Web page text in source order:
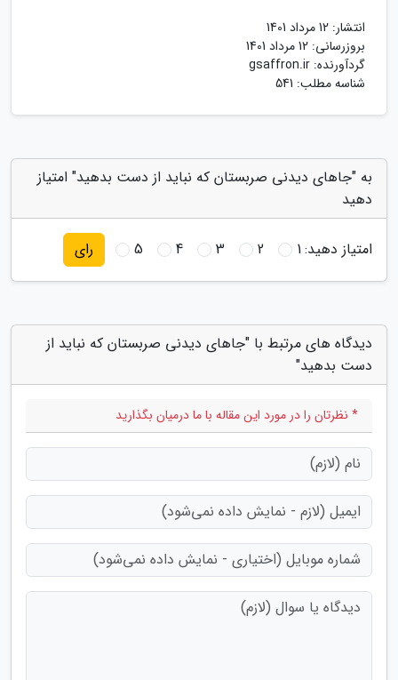
انتشار: 12 مرداد 1401
بروزرسانی: 12 مرداد 1401
گردآورنده: gsaffron.ir
شناسه مطلب: 541
به "جاهای دیدنی صربستان که نباید از دست بدهید" امتیاز
دهید
امتیاز دهید:1
2
3
4
5 رای
دیدگاه های مرتبط با "جاهای دیدنی صربستان که نباید از
دست بدهید"
* نظرتان را در مورد این مقاله با ما درمیان بگذارید